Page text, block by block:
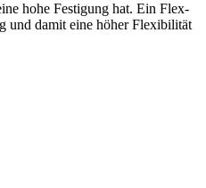
hohe Festigung hat. Ein Flex-
und damit eine höher Flexibilität